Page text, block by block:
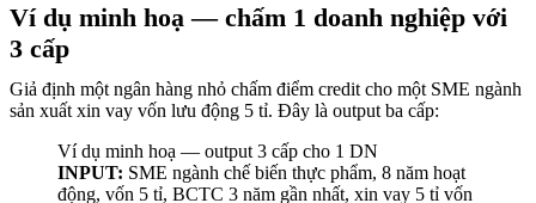
Ví dụ minh hoạ — chấm 1 doanh nghiệp với
3 cấp
Giả định một ngân hàng nhỏ chấm điểm credit cho một SME ngành
sản xuất xin vay vốn lưu động 5 tỉ. Đây là output ba cấp:
Ví dụ minh hoạ — output 3 cấp cho 1 DN
INPUT: SME ngành chế biến thực phẩm, 8 năm hoạt
động, vốn 5 tỉ, BCTC 3 năm gần nhất, xin vay 5 tỉ vốn